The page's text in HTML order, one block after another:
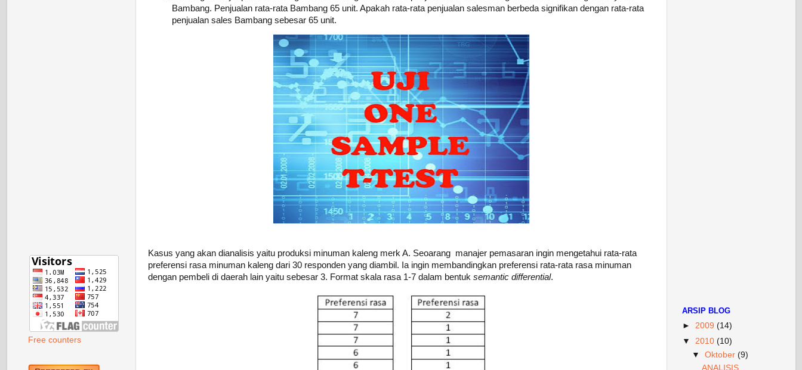
Bambang. Penjualan rata-rata Bambang 65 unit. Apakah rata-rata penjualan salesman berbeda signifikan dengan rata-rata
penjualan sales Bambang sebesar 65 unit.
Kasus yang akan dianalisis yaitu produksi minuman kaleng merk A. Seoarang manajer pemasaran ingin mengetahui rata-rata
preferensi rasa minuman kaleng dari 30 responden yang diambil. Ia ingin membandingkan preferensi rata-rata rasa minuman
dengan pembeli di daerah lain yaitu sebesar 3. Format skala rasa 1-7 dalam bentuk semantic differential.
Free counters
ARSIP BLOG
► 2009 (14)
▼ 2010 (10)
▼ Oktober (9)
ANALISIS